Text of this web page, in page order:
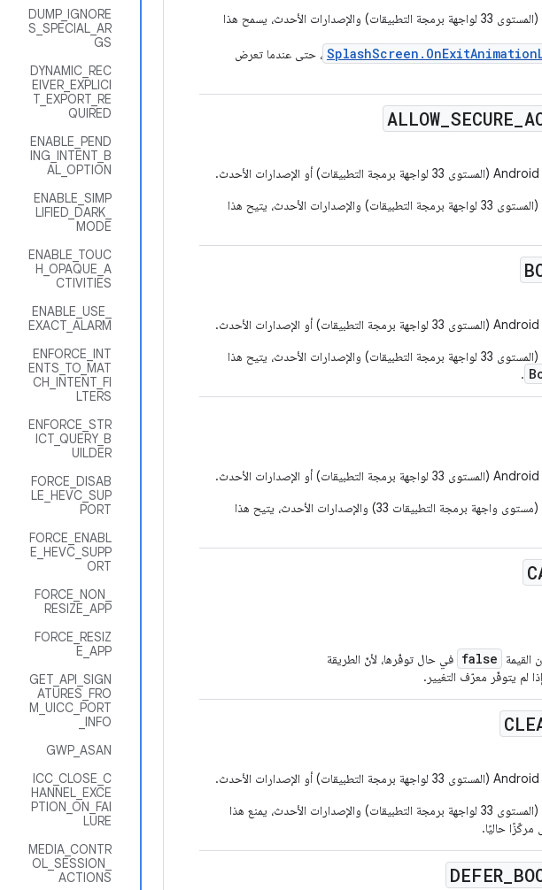
DUMP_IGNORE
S_SPECIAL_AR
GS
DYNAMIC_REC
EIVER_EXPLICI
T_EXPORT_RE
QUIRED
ENABLE_PEND
ING_INTENT_B
AL_OPTION
ENABLE_SIMP
LIFIED_DARK_
MODE
ENABLE_TOUC
H_OPAQUE_A
CTIVITIES
ENABLE_USE_
EXACT_ALARM
ENFORCE_INT
ENTS_TO_MAT
CH_INTENT_FI
LTERS
ENFORCE_STR
ICT_QUERY_B
UILDER
FORCE_DISAB
LE_HEVC_SUP
PORT
FORCE_ENABL
E_HEVC_SUPP
ORT
FORCE_NON_
RESIZE_APP
FORCE_RESIZ
E_APP
GET_API_SIGN
ATURES_FRO
M_UICC_PORT
_INFO
GWP_ASAN
ICC_CLOSE_C
HANNEL_EXCE
PTION_ON_FAI
LURE
MEDIA_CONTR
OL_SESSION_
ACTIONS
بالنسبة إلى التطبيقات التي تستهدف الإصدار 13 من نظام التشغيل Android (المستوى 33 لواجهة برمجة التطبيقات) والإصدارات الأحدث، يسمح هذا
، حتى عندما تعرض
ALLOW SECURE
بالنسبة إلى التطبيقات التي تستهدف الإصدار 13 من نظام التشغيل Android (المستوى 33 لواجهة برمجة التطبيقات) والإصدارات الأحدث، يتيح هذا
بالنسبة إلى التطبيقات التي تستهدف الإصدار 13 من نظام التشغيل Android (المستوى 33 لواجهة برمجة التطبيقات) والإصدارات الأحدث، يتيح هذا
.
بالنسبة إلى التطبيقات التي تستهدف الإصدار 13 من نظام التشغيل Android (مستوى واجهة برمجة التطبيقات 33) والإصدارات الأحدث، يتيح هذا
القيمة
false في حال توفّرها، لأنّ الطريقة
إذا لم يتوفّر معرّف التغيير.
بالنسبة إلى التطبيقات التي تستهدف الإصدار 13 من نظام التشغيل Android (المستوى 33 لواجهة برمجة التطبيقات) والإصدارات الأحدث، يمنع هذا
حاليًا.
DEFER